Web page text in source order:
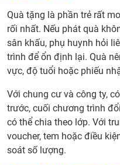
Quà tặng là phần trẻ rất
rối nhất. Nếu phát quà
sân khấu, phụ huynh hỏi
trình để ổn định lại. Quà
vực, độ tuổi hoặc phiếu
Với chung cư và công ty,
trước, cuối chương trình
có thể chia theo lớp. Với
voucher, tem hoặc điều
soát số lượng.